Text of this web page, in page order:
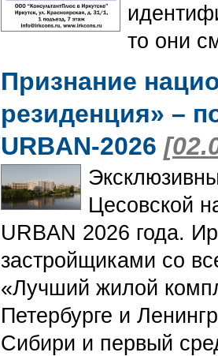
то они
Признание
резиденция» –
URBAN-2026
Цесовской
URBAN 2026 года.
застройщиками со
«Лучший жилой
Петербурге и
Сибири и первый